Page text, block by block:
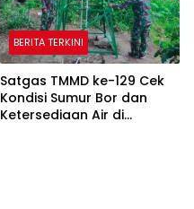
BERITA TERKINI
Satgas TMMD ke-129 Cek
Kondisi Sumur Bor dan
Ketersediaan Air di